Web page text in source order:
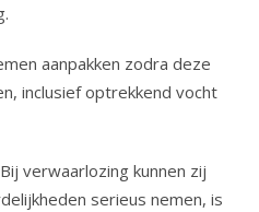
aanpakken zodra deze
inclusief optrekkend vocht
verwaarlozing kunnen zij
serieus nemen, is